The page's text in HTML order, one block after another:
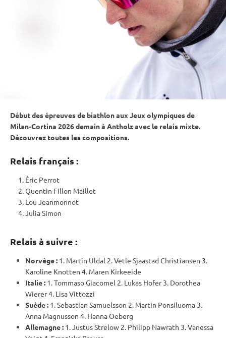
Début des épreuves de biathlon auxJeux olympiquesde
Milan-Cortina 2026 demain à Antholz avec le relais mixte.
Découvrez toutes les compositions.
Relais français :
Éric Perrot
Quentin Fillon Maillet
Lou Jeanmonnot
Julia Simon
Relais à suivre :
Norvège : 1. Martin Uldal 2. Vetle Sjaastad Christiansen 3.
Karoline Knotten 4. Maren Kirkeeide
Italie : 1. Tommaso Giacomel 2. Lukas Hofer 3. Dorothea
Wierer 4. Lisa Vittozzi
Suède : 1. Sebastian Samuelsson 2. Martin Ponsiluoma 3.
Anna Magnusson 4. Hanna Oeberg
Allemagne : 1. Justus Strelow 2. Philipp Nawrath 3. Vanessa